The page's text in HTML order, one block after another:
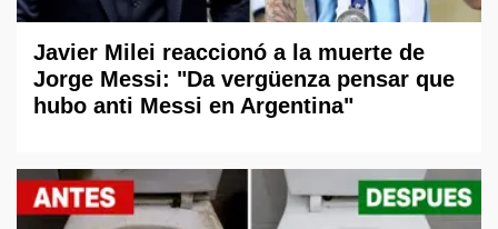
Javier Milei reaccionó a la muerte de
Jorge Messi: "Da vergüenza pensar que
hubo anti Messi en Argentina"